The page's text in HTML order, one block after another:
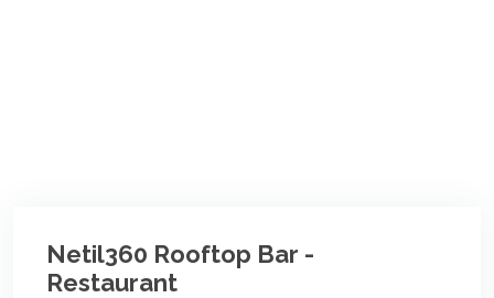
Netil360 Rooftop Bar -
Restaurant